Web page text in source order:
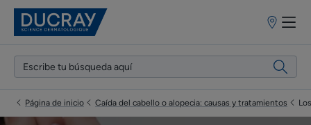
Puntos
venta
Página de inicio Caída del cabello o alopecia: causas y tratamientos